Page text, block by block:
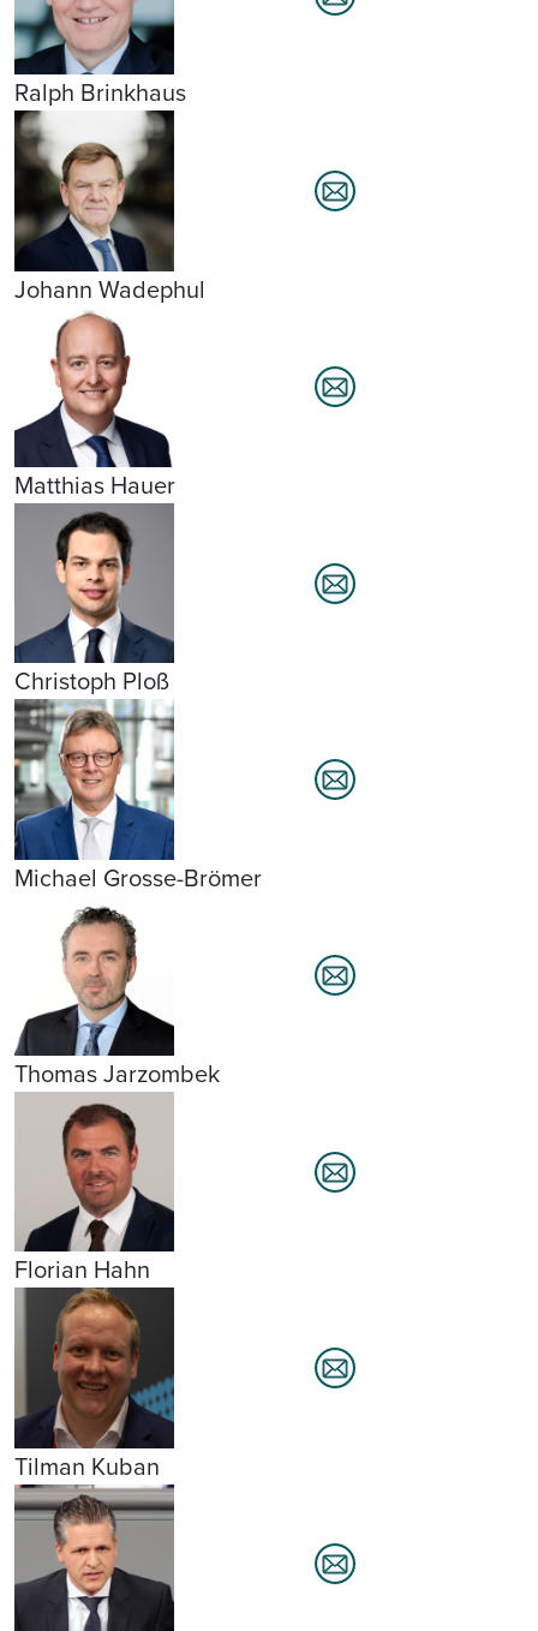
Ralph Brinkhaus
Johann Wadephul
Matthias Hauer
Christoph Ploß
Michael Grosse-Brömer
Thomas Jarzombek
Florian Hahn
Tilman Kuban